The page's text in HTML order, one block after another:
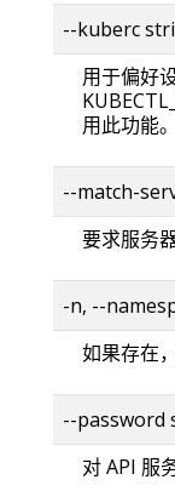
--kuberc
用于偏好
用此功能。
--match-
要求服务
-n, --
如果存在
--password
对 API 服